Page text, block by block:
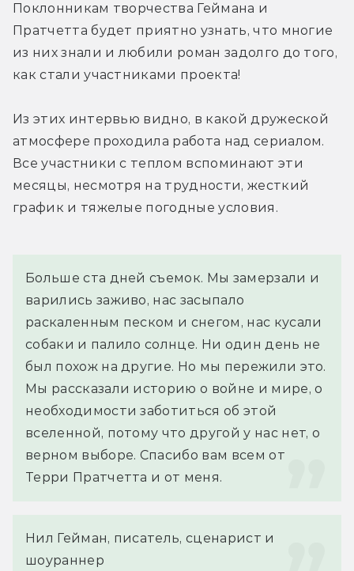
Поклонникам творчества Геймана и
Пратчетта будет приятно узнать, что многие
из них знали и любили роман задолго до того,
как стали участниками проекта!
Из этих интервью видно, в какой дружеской
атмосфере проходила работа над сериалом.
Все участники с теплом вспоминают эти
месяцы, несмотря на трудности, жесткий
график и тяжелые погодные условия.
Больше ста дней съемок. Мы замерзали и
варились заживо, нас засыпало
раскаленным песком и снегом, нас кусали
собаки и палило солнце. Ни один день не
был похож на другие. Но мы пережили это.
Мы рассказали историю о войне и мире, о
необходимости заботиться об этой
вселенной, потому что другой у нас нет, о
верном выборе. Спасибо вам всем от
Терри Пратчетта и от меня.
Нил Гейман, писатель, сценарист и
шоураннер